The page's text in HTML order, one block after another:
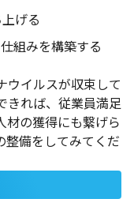
げる
組みを構築する
ウイルスが収束して
きれば、従業員満足
材の獲得にも繋げら
整備をしてみてくだ